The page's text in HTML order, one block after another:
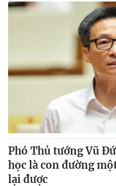
Phó Thủ tướng Vũ
học là con đường
lại được